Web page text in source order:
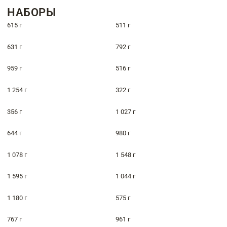
НАБОРЫ
615 г 511 г
631 г 792 г
959 г 516 г
1 254 г 322 г
356 г 1 027 г
644 г 980 г
1 078 г 1 548 г
1 595 г 1 044 г
1 180 г 575 г
767 г 961 г